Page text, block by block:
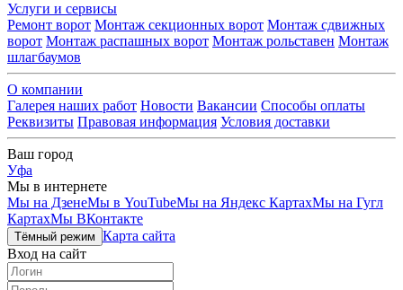
Услуги и сервисы
Ремонт ворот Монтаж секционных ворот Монтаж сдвижных
ворот Монтаж распашных ворот Монтаж рольставен Монтаж
шлагбаумов
О компании
Галерея наших работ Новости Вакансии Способы оплаты
Реквизиты Правовая информация Условия доставки
Ваш город
Уфа
Мы в интернете
Мы на ДзенеМы в YouTubeМы на Яндекс КартахМы на Гугл
КартахМы ВКонтакте
Тёмный режим Карта сайта
Вход на сайт